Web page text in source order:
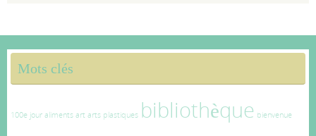
Mots clés
100e jour aliments art arts plastiques bibliothèque bienvenue